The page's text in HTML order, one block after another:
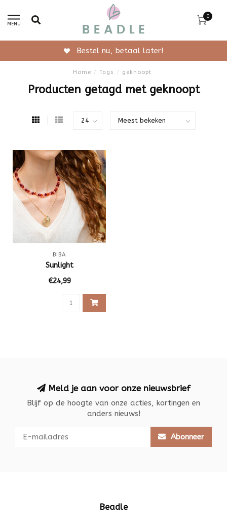
MENU
0
Bestel nu, betaal later!
Home / Tags / geknoopt
Producten getagd met geknoopt
BIBA
Sunlight
€24,99
Meld je aan voor onze nieuwsbrief
Blijf op de hoogte van onze acties, kortingen en
anders nieuws!
Abonneer
Beadle